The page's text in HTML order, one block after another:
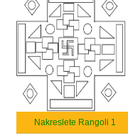
Nakreslete Rangoli 1